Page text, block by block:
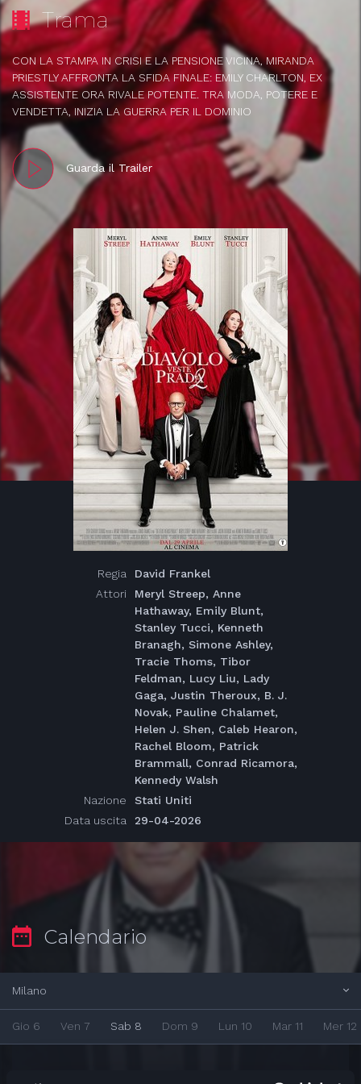
Trama
CON LA STAMPA IN CRISI E LA PENSIONE VICINA, MIRANDA
PRIESTLY AFFRONTA LA SFIDA FINALE: EMILY CHARLTON, EX
ASSISTENTE ORA RIVALE POTENTE. TRA MODA, POTERE E
VENDETTA, INIZIA LA GUERRA PER IL DOMINIO
Guarda il Trailer
Regia
David Frankel
Attori
Meryl Streep, Anne
Hathaway, Emily Blunt,
Stanley Tucci, Kenneth
Branagh, Simone Ashley,
Tracie Thoms, Tibor
Feldman, Lucy Liu, Lady
Gaga, Justin Theroux, B. J.
Novak, Pauline Chalamet,
Helen J. Shen, Caleb Hearon,
Rachel Bloom, Patrick
Brammall, Conrad Ricamora,
Kennedy Walsh
Nazione
Stati Uniti
Data uscita
29-04-2026
Calendario
Milano
Gio 6 Ven 7 Sab 8 Dom 9 Lun 10 Mar 11 Mer 12